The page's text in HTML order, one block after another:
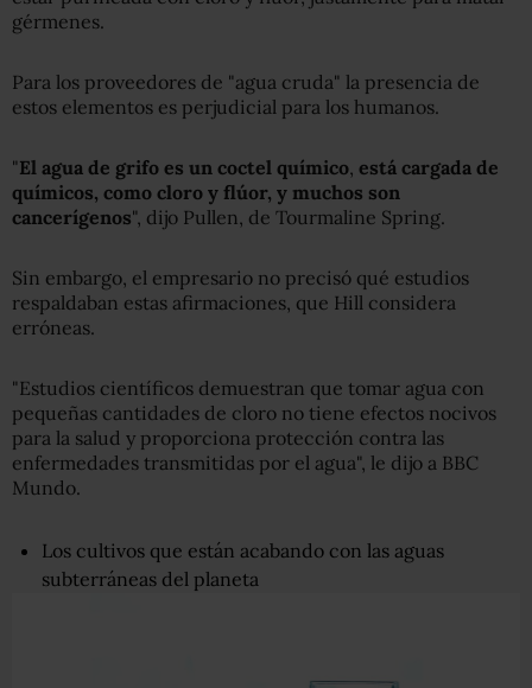
gérmenes.
Para los proveedores de "agua cruda" la presencia de
estos elementos es perjudicial para los humanos.
"El agua de grifo es un coctel químico está cargada de
químicos, como cloro y flúor, y muchos son
cancerígenos", dijo Pullen, de Tourmaline Spring.
Sin embargo, el empresario no precisó qué estudios
respaldaban estas afirmaciones, que Hill considera
erróneas.
"Estudios científicos demuestran que tomar agua con
pequeñas cantidades de cloro no tiene efectos nocivos
para la salud y proporciona protección contra las
enfermedades transmitidas por el agua", le dijo a BBC
Mundo.
Los cultivos que están acabando con las aguas
subterráneas del planeta